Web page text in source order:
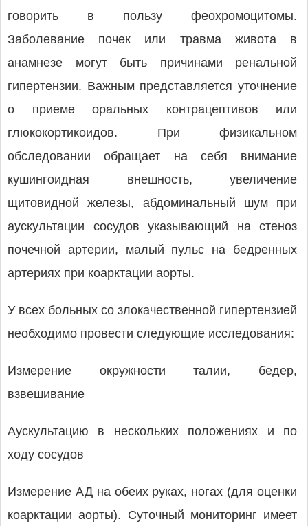
говорить в пользу феохромоцитомы.
Заболевание почек или травма живота в
анамнезе могут быть причинами ренальной
гипертензии. Важным представляется уточнение
о приеме оральных контрацептивов или
глюкокортикоидов. При физикальном
обследовании обращает на себя внимание
кушингоидная внешность, увеличение
щитовидной железы, абдоминальный шум при
аускультации сосудов указывающий на стеноз
почечной артерии, малый пульс на бедренных
артериях при коарктации аорты.
У всех больных со злокачественной гипертензией
необходимо провести следующие исследования:
Измерение окружности талии, бедер,
взвешивание
Аускультацию в нескольких положениях и по
ходу сосудов
Измерение АД на обеих руках, ногах (для оценки
коарктации аорты). Суточный мониторинг имеет